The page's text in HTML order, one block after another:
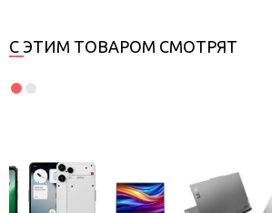
С ЭТИМ ТОВАРОМ СМОТРЯТ